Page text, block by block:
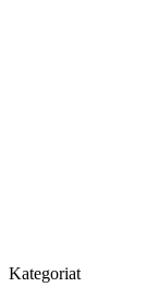
Kategoriat